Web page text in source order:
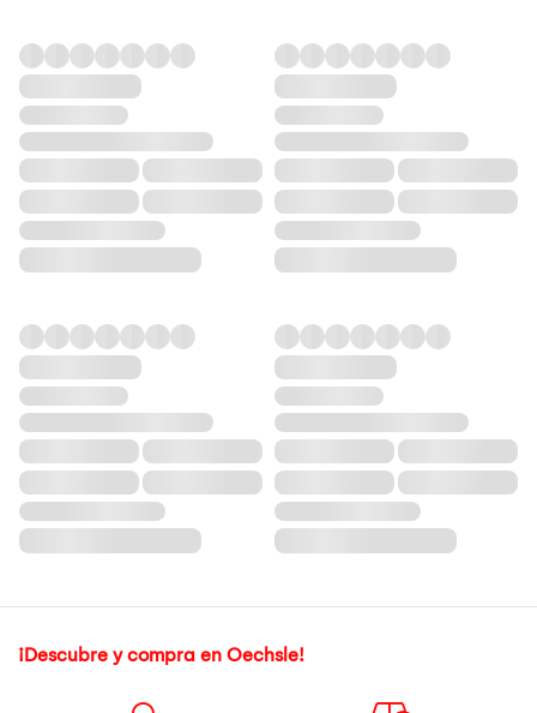
¡Descubre y compra en Oechsle!